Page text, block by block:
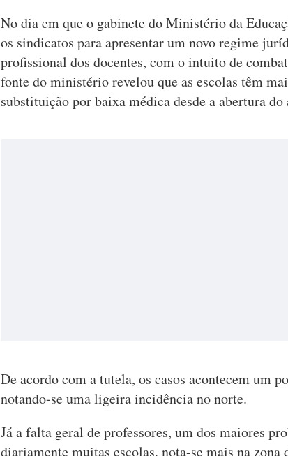
No dia em que o gabinete do Ministério da
os sindicatos para apresentar um novo regime
profissional dos docentes, com o intuito de
fonte do ministério revelou que as escolas têm
substituição por baixa médica desde a abertura
De acordo com a tutela, os casos acontecem um
notando-se uma ligeira incidência no norte.
Já a falta geral de professores, um dos maiores
diariamente muitas escolas, nota-se mais na zona